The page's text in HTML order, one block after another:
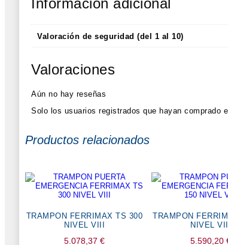
Valoración de seguridad (del 1 al 10)
Valoraciones
Aún no hay reseñas
Solo los usuarios registrados que hayan comprado
Productos relacionados
TRAMPON FERRIMAX TS 300
NIVEL VIII
5.078,37€
TRAMPON
NIVEL VIII
5.590,20